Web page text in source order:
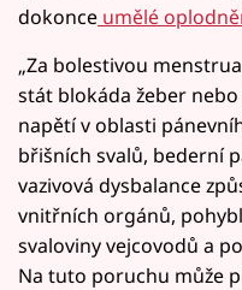
dokonce umělé
„Za bolestivou
stát blokáda žeber
napětí v oblasti
břišních svalů, bederní
vazivová dysbalance
vnitřních orgánů,
svaloviny vejcovodů a
Na tuto poruchu může